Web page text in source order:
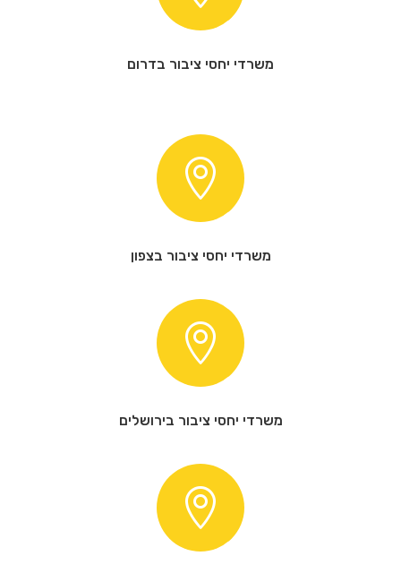
משרדי יחסי ציבור בדרום

משרדי יחסי ציבור בצפון

משרדי יחסי ציבור בירושלים
